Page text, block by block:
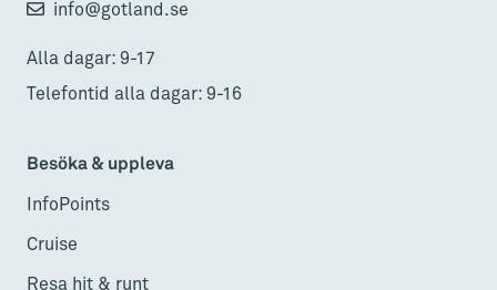
info@gotland.se
Alla dagar: 9-17
Telefontid alla dagar: 9-16
Besöka & uppleva
InfoPoints
Cruise
Resa hit & runt